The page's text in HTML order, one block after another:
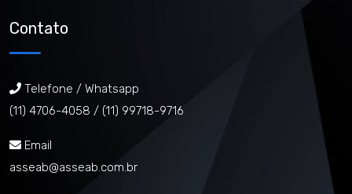
Contato
Telefone / Whatsapp
(11) 4706-4058 / (11) 99718-9716
Email
asseab@asseab.com.br